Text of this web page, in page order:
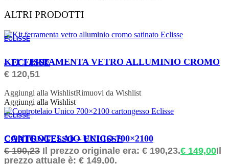
ALTRI PRODOTTI
ECLISSE
ORDINABILE
KIT FERRAMENTA VETRO ALLUMINIO CROMO – ECLISSE
€ 120,51
Aggiungi alla WishlistRimuovi da Wishlist
Aggiungi alla Wishlist
ECLISSE
ORDINABILE
CONTROTELAIO UNICO 700×2100 CARTONGESSO – ECLISSE
€190,23 Il prezzo originale era: € 190,23.€ 149,00Il
prezzo attuale è: € 149,00.